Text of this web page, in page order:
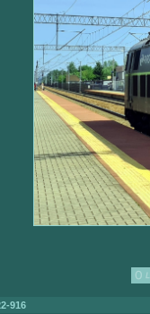
916